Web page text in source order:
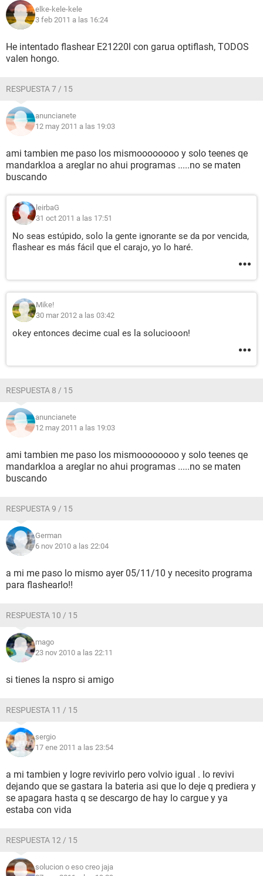
elke-kele-kele
3 feb 2011 a las 16:24
He intentado flashear E21220l con garua optiflash, TODOS
valen hongo.
RESPUESTA 7 / 15
anuncianete
12 may 2011 a las 19:03
ami tambien me paso los mismoooooooo y solo teenes qe
mandarkloa a areglar no ahui programas .....no se maten
buscando
leirbaG
31 oct 2011 a las 17:51
No seas estúpido, solo la gente ignorante se da por vencida,
flashear es más fácil que el carajo, yo lo haré.
Mike!
30 mar 2012 a las 03:42
okey entonces decime cual es la soluciooon!
RESPUESTA 8 / 15
anuncianete
12 may 2011 a las 19:03
ami tambien me paso los mismoooooooo y solo teenes qe
mandarkloa a areglar no ahui programas .....no se maten
buscando
RESPUESTA 9 / 15
German
6 nov 2010 a las 22:04
a mi me paso lo mismo ayer 05/11/10 y necesito programa
para flashearlo!!
RESPUESTA 10 / 15
mago
23 nov 2010 a las 22:11
si tienes la nspro si amigo
RESPUESTA 11 / 15
sergio
17 ene 2011 a las 23:54
a mi tambien y logre revivirlo pero volvio igual . lo revivi
dejando que se gastara la bateria asi que lo deje q prediera y
se apagara hasta q se descargo de hay lo cargue y ya
estaba con vida
RESPUESTA 12 / 15
solucion o eso creo jaja